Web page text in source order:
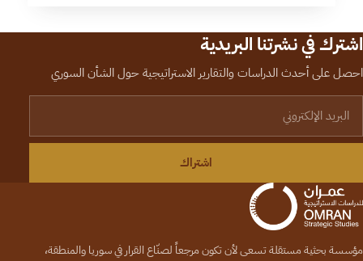
اشترك في نشرتنا البريدية
احصل على أحدث الدراسات والتقارير الاستراتيجية حول الشأن السوري
اشتراك
مؤسسة بحثية مستقلة تسعى لأن تكون مرجعاً لصنّاع القرار في سوريا والمنطقة،